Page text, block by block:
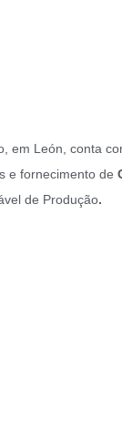
em León, conta
e fornecimento de
de Produção.